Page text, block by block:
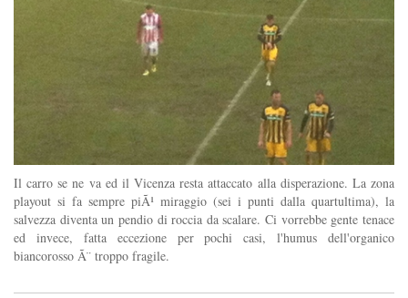
Il carro se ne va ed il Vicenza resta attaccato alla disperazione. La zona
playout si fa sempre piÃ¹ miraggio (sei i punti dalla quartultima), la
salvezza diventa un pendio di roccia da scalare. Ci vorrebbe gente tenace
ed invece, fatta eccezione per pochi casi, l'humus dell'organico
biancorosso Ã¨ troppo fragile.